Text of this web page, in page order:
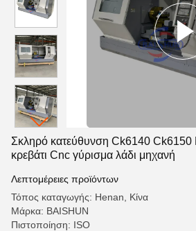
Σκληρό κατεύθυνση Ck6140 Ck6150
κρεβάτι Cnc γύρισμα λάδι μηχανή
Λεπτομέρειες προϊόντων
Τόπος καταγωγής: Henan, Κίνα
Μάρκα: BAISHUN
Πιστοποίηση: ISO